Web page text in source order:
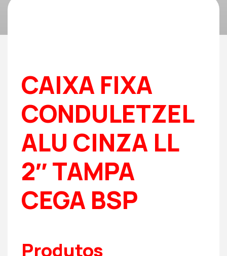
CAIXA FIXA
CONDULETZEL
ALU CINZA LL
2″ TAMPA
CEGA BSP
Produtos